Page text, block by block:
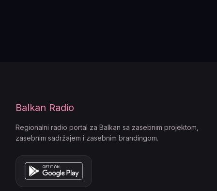
Balkan Radio
Regionalni radio portal za Balkan sa zasebnim projektom,
zasebnim sadržajem i zasebnim brandingom.